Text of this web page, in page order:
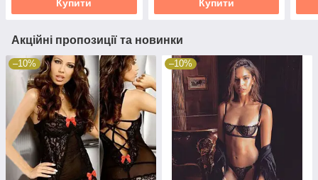
Купити Купити
Акційні пропозиції та новинки
–10% –10%